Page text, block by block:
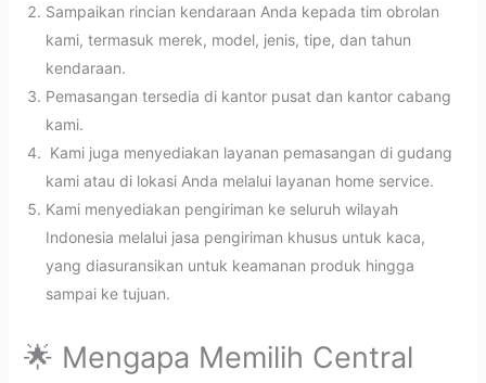
Sampaikan rincian kendaraan Anda kepada tim obrolan
kami, termasuk merek, model, jenis, tipe, dan tahun
kendaraan.
Pemasangan tersedia di kantor pusat dan kantor cabang
kami.
Kami juga menyediakan layanan pemasangan di gudang
kami atau di lokasi Anda melalui layanan home service.
Kami menyediakan pengiriman ke seluruh wilayah
Indonesia melalui jasa pengiriman khusus untuk kaca,
yang diasuransikan untuk keamanan produk hingga
sampai ke tujuan.
🌟 Mengapa Memilih Central